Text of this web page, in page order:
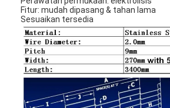
Fitur: mudah dipasang & tahan lama
Sesuaikan tersedia